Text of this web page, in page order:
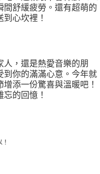
間舒緩疲勞。還有超萌的
心坎裡！
，還是熱愛音樂的朋
到你的滿滿心意。今年就
添一份驚喜與溫暖吧！
的回憶！